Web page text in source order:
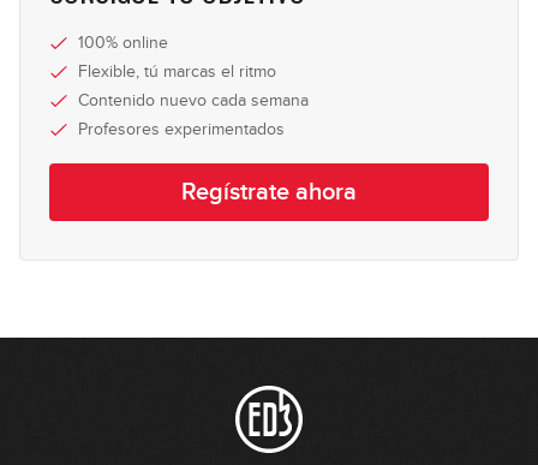
08:13
09:54
#141: Patrón Funky en Am
100% online
Flexible, tú marcas el ritmo
Contenido nuevo cada semana
Profesores experimentados
Regístrate ahora